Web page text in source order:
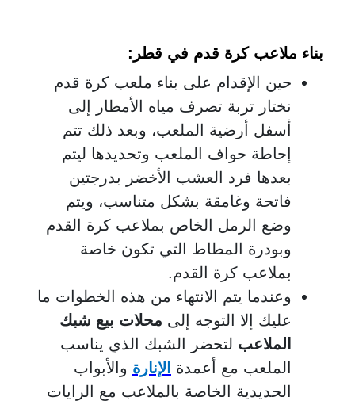
بناء ملاعب كرة قدم في قطر :
حين الإقدام على بناء ملعب كرة قدم
نختار تربة تصرف مياه الأمطار إلى
أسفل أرضية الملعب، وبعد ذلك تتم
إحاطة حواف الملعب وتحديدها ليتم
بعدها فرد العشب الأخضر بدرجتين
فاتحة وغامقة بشكل متناسب، ويتم
وضع الرمل الخاص بملاعب كرة القدم
وبودرة المطاط التي تكون خاصة
بملاعب كرة القدم.
وعندما يتم الانتهاء من هذه الخطوات ما
عليك إلا التوجه إلى محلات بيع شبك
الملاعب لتحضر الشبك الذي يناسب
الملعب مع أعمدة الإنارة والأبواب
الحديدية الخاصة بالملاعب مع الرايات